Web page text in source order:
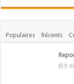
Populaires Récents
9